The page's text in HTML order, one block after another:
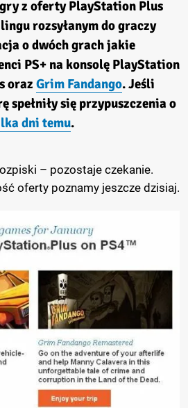
z oferty PlayStation Plus
rozsyłanym do graczy
o dwóch grach jakie
PS+ na konsolę PlayStation
oraz Grim Fandango. Jeśli
spełniły się przypuszczenia o
dni temu.
– pozostaje czekanie.
oferty poznamy jeszcze dzisiaj.